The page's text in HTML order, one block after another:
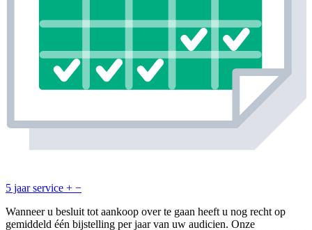
5 jaar service + −
Wanneer u besluit tot aankoop over te gaan heeft u nog recht op
gemiddeld één bijstelling per jaar van uw audicien. Onze